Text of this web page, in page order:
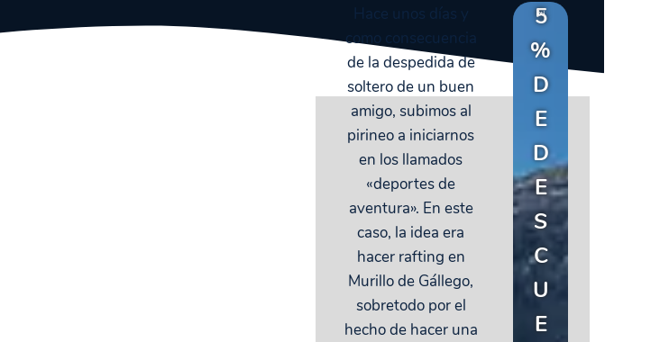
Hace unos días y
como consecuencia
de la despedida de
soltero de un buen
amigo, subimos al
pirineo a iniciarnos
en los llamados
«deportes de
aventura». En este
caso, la idea era
hacer rafting en
Murillo de Gállego,
sobretodo por el
hecho de hacer una
5
%
D
E
D
E
S
C
U
E